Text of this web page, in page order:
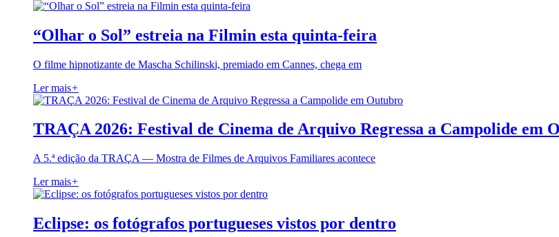
“Olhar o Sol” estreia na Filmin esta quinta-feira
O filme hipnotizante de Mascha Schilinski, premiado em Cannes, chega em
Ler mais+
TRAÇA 2026: Festival de Cinema de Arquivo Regressa a Campolide em
A 5.ª edição da TRAÇA — Mostra de Filmes de Arquivos Familiares acontece
Ler mais+
Eclipse: os fotógrafos portugueses vistos por dentro